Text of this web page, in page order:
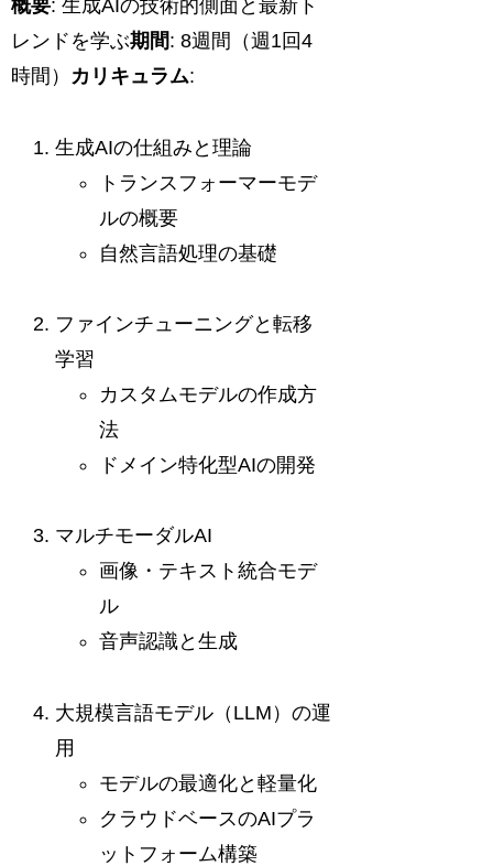
概要: 生成AIの技術的側面と最新ト
レンドを学ぶ期間: 8週間（週1回4
時間） カリキュラム:
生成AIの仕組みと理論
トランスフォーマーモデ
ルの概要
自然言語処理の基礎
ファインチューニングと転移
学習
カスタムモデルの作成方
法
ドメイン特化型AIの開発
マルチモーダルAI
画像・テキスト統合モデ
ル
音声認識と生成
大規模言語モデル（LLM）の運
用
モデルの最適化と軽量化
クラウドベースのAIプラ
ットフォーム構築